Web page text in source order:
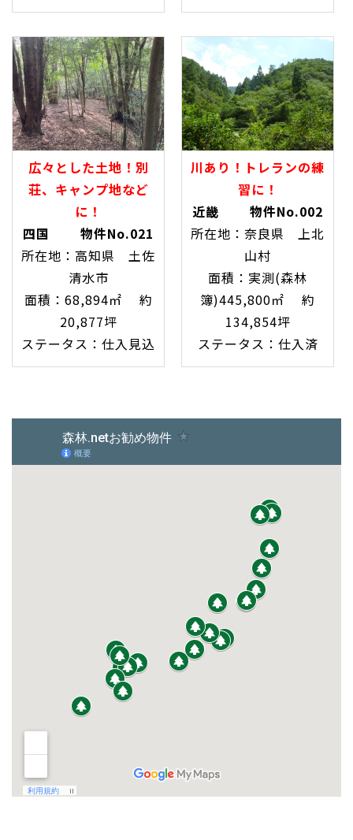
広々とした土地！別
荘、キャンプ地など
に！
四国 物件No.021
所在地：高知県 土佐
清水市
面積：68,894㎡ 約
20,877坪
ステータス：仕入見込
川あり！トレランの練
習に！
近畿 物件No.002
所在地：奈良県 上北
山村
面積：実測(森林
簿)445,800㎡ 約
134,854坪
ステータス：仕入済